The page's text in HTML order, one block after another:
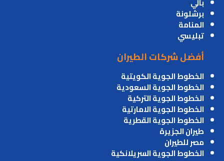
برشلونة
المنامة
تبليسي
أفضل شركات الطيران
الخطوط الجوية الكويتية
الخطوط الجوية السعودية
الخطوط الجوية التركية
الخطوط الجوية الامارتية
الخطوط الجوية القطرية
طيران الجزيرة
مصر للطيران
الخطوط الجوية السريلانكية